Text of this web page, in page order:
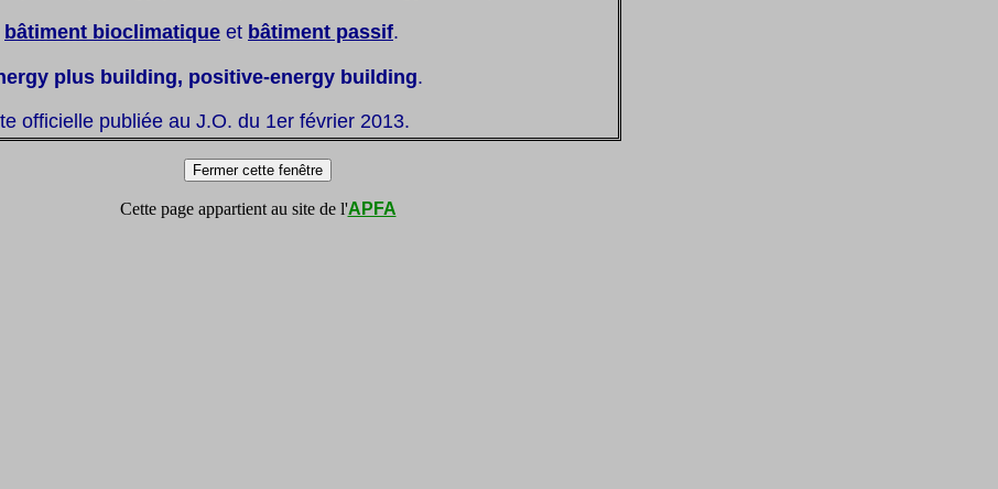
bâtiment bioclimatique et bâtiment passif.
plus building, positive-energy building.
officielle publiée au J.O. du 1er février 2013.
Cette page appartient au site de l'APFA